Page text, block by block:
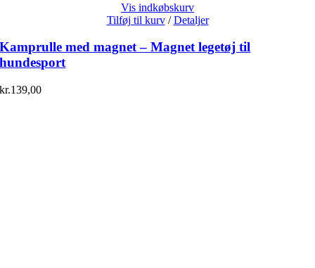
Vis indkøbskurv
Tilføj til kurv / Detaljer
Kamprulle med magnet – Magnet legetøj til
hundesport
kr.139,00